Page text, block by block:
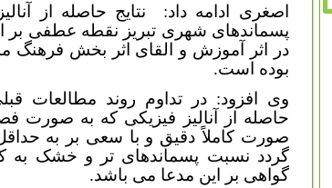
اصغری ادامه داد:
نتایج حاصله از
پسماندهای شهری تبریز نقطه عطفی بر
در اثر آموزش و القای اثر بخش فرهنگ
بوده است.
وی افزود: در تداوم روند مطالعات
حاصله از آنالیز فیزیکی که به صورت
صورت کاملاً دقیق و با سعی بر به
گواهی بر این مدعا می باشد.